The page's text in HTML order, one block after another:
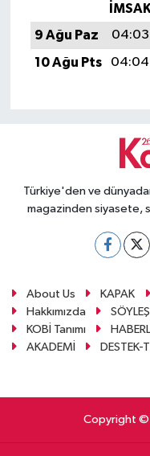
9 Ağu Paz
04:03
10 Ağu Pts
04:04
Türkiye'den ve
magazinden siyasete,
About Us KAPAK
Hakkımızda
SÖYLEŞİ
KOBİ Tanımı
AKADEMİ
DESTEK-
Copyright ©